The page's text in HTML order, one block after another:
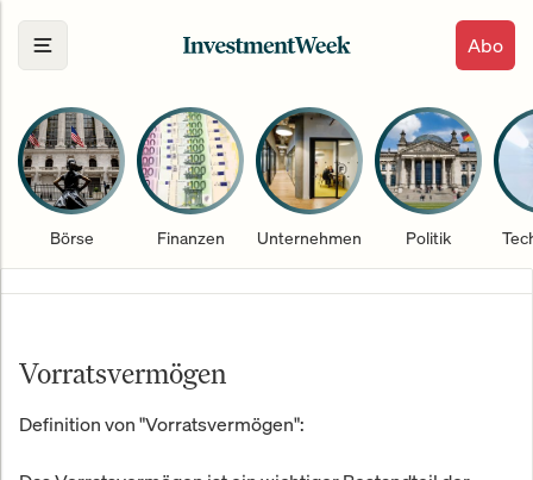
Abo
Börse Finanzen Unternehmen Politik
Vorratsvermögen
Definition von "Vorratsvermögen":